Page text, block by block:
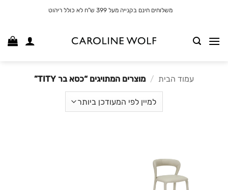
משלוחים חינם בקנייה מעל 399 ש"ח לא כולל ריהוט
עמוד הבית / מוצרים המתויגים “כסא בר TITY”